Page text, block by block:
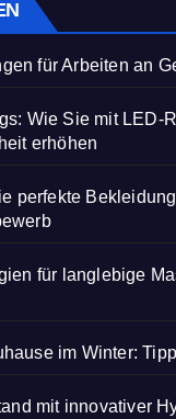
für Arbeiten an
Wie Sie mit LED-
erhöhen
perfekte
für langlebige
im Winter:
mit innovativer